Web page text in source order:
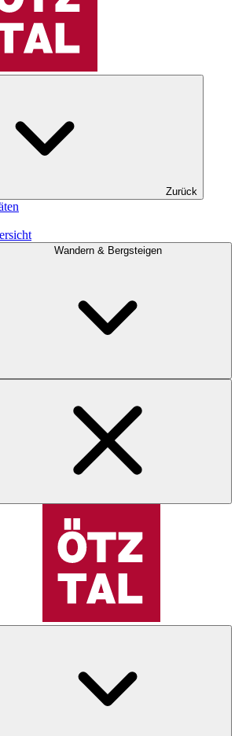
Zurück
Wandern & Bergsteigen